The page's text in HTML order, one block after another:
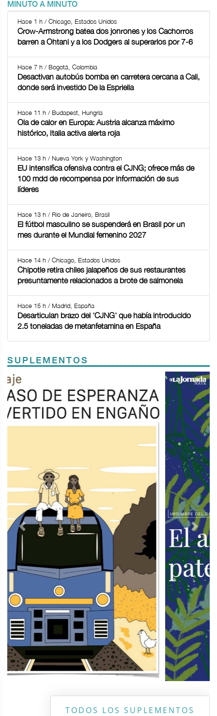
MINUTO A MINUTO
Hace 1 h / Chicago, Estados Unidos
Crow-Armstrong batea dos jonrones y los Cachorros
barren a Ohtani y a los Dodgers al superarlos por 7-6
Hace 7 h / Bogotá, Colombia
Desactivan autobús bomba en carretera cercana a Cali,
donde será investido De la Espriella
Hace 11 h / Budapest, Hungría
Ola de calor en Europa: Austria alcanza máximo
histórico, Italia activa alerta roja
Hace 13 h / Nueva York y Washington
EU intensifica ofensiva contra el CJNG; ofrece más de
100 mdd de recompensa por información de sus
líderes
Hace 13 h / Río de Janeiro, Brasil
El fútbol masculino se suspenderá en Brasil por un
mes durante el Mundial femenino 2027
Hace 14 h / Chicago, Estados Unidos
Chipotle retira chiles jalapeños de sus restaurantes
presuntamente relacionados a brote de salmonela
Hace 15 h / Madrid, España
Desarticulan brazo del 'CJNG' que había introducido
2.5 toneladas de metanfetamina en España
SUPLEMENTOS
Previous Next
TODOS LOS SUPLEMENTOS